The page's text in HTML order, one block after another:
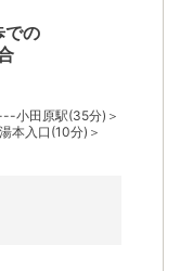
での
小田原駅(35分)＞
本入口(10分)＞